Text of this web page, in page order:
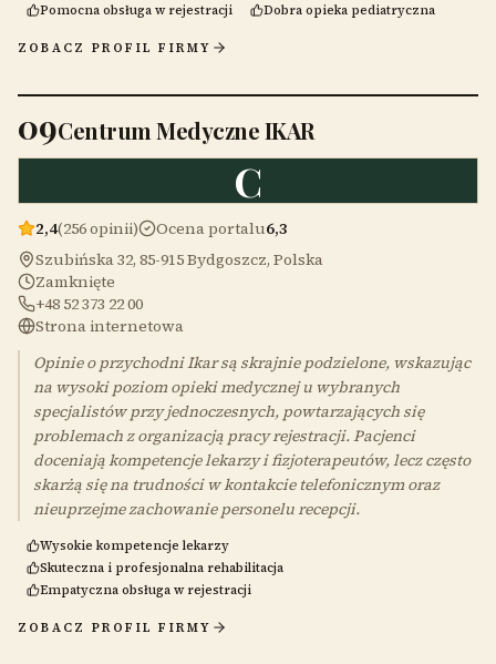
Pomocna obsługa w rejestracji Dobra opieka pediatryczna
ZOBACZ PROFIL FIRMY
09Centrum Medyczne IKAR
C
2,4(256 opinii) Ocena portalu6,3
Szubińska 32, 85-915 Bydgoszcz, Polska
Zamknięte
+48 52 373 22 00
Strona internetowa
Opinie o przychodni Ikar są skrajnie podzielone, wskazując
na wysoki poziom opieki medycznej u wybranych
specjalistów przy jednoczesnych, powtarzających się
problemach z organizacją pracy rejestracji. Pacjenci
doceniają kompetencje lekarzy i fizjoterapeutów, lecz często
skarżą się na trudności w kontakcie telefonicznym oraz
nieuprzejme zachowanie personelu recepcji.
Wysokie kompetencje lekarzy
Skuteczna i profesjonalna rehabilitacja
Empatyczna obsługa w rejestracji
ZOBACZ PROFIL FIRMY